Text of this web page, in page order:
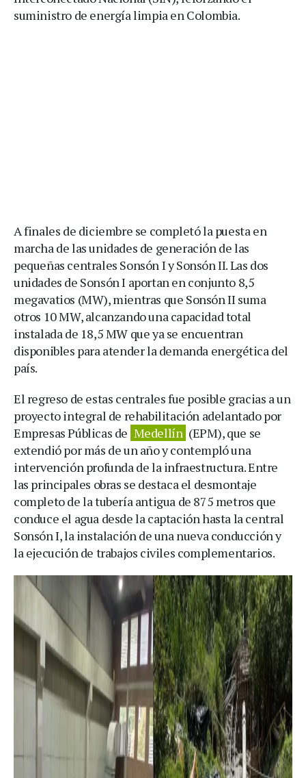
suministro de energía limpia en Colombia.
A finales de diciembre se completó la puesta en
marcha de las unidades de generación de las
pequeñas centrales Sonsón I y Sonsón II. Las dos
unidades de Sonsón I aportan en conjunto 8,5
megavatios (MW), mientras que Sonsón II suma
otros 10 MW, alcanzando una capacidad total
instalada de 18,5 MW que ya se encuentran
disponibles para atender la demanda energética del
país.
El regreso de estas centrales fue posible gracias a un
proyecto integral de rehabilitación adelantado por
Empresas Públicas de Medellín (EPM), que se
extendió por más de un año y contempló una
intervención profunda de la infraestructura. Entre
las principales obras se destaca el desmontaje
completo de la tubería antigua de 875 metros que
conduce el agua desde la captación hasta la central
Sonsón I, la instalación de una nueva conducción y
la ejecución de trabajos civiles complementarios.